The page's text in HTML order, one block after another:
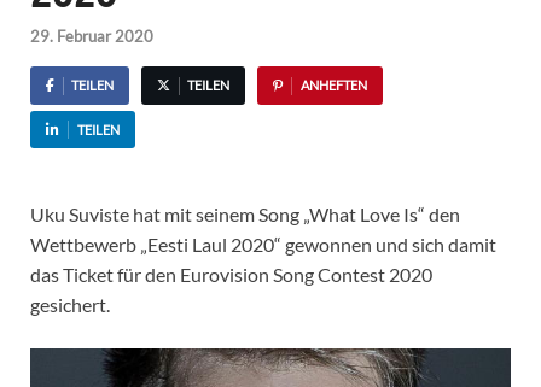
29. Februar 2020
TEILEN TEILEN ANHEFTEN
TEILEN
Uku Suviste hat mit seinem Song „What Love Is“ den
Wettbewerb „Eesti Laul 2020“ gewonnen und sich damit
das Ticket für den Eurovision Song Contest 2020
gesichert.